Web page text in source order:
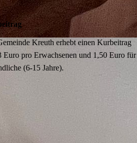
Kreuth erhebt einen Kurbeitrag
Euro pro Erwachsenen und 1,50 Euro für
(6-15 Jahre).